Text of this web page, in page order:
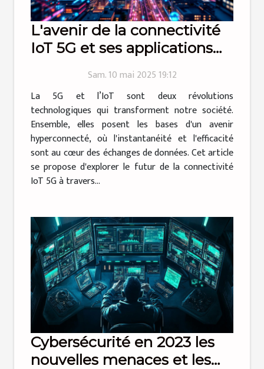
L'avenir de la connectivité
IoT 5G et ses applications
Sam. 10 mai 2025 19:12
La 5G et l’IoT sont deux révolutions
technologiques qui transforment notre société.
Ensemble, elles posent les bases d'un avenir
hyperconnecté, où l'instantanéité et l'efficacité
sont au cœur des échanges de données. Cet article
se propose d'explorer le futur de la connectivité
IoT 5G à travers...
Cybersécurité en 2023 les
nouvelles menaces et les